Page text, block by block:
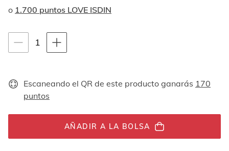
abajo
muestran
por
las
o 1.700 puntos LOVE ISDIN
Instrucciones de navegación por teclado
1
unidades
Escaneando el QR de este producto ganarás 170
puntos
AÑADIR A LA BOLSA